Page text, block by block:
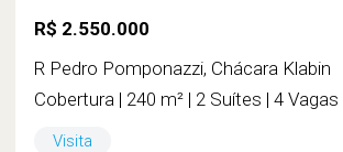
R$ 2.550.000
R Pedro Pomponazzi, Chácara Klabin
Cobertura | 240 m² | 2 Suítes | 4 Vagas
Visita